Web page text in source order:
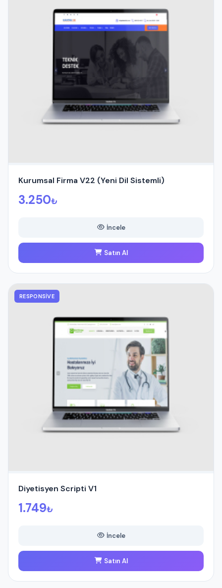
Kurumsal Firma V22 (Yeni Dil Sistemli)
3.250₺
İncele
Satın Al
RESPONSIVE
Diyetisyen Scripti V1
1.749₺
İncele
Satın Al